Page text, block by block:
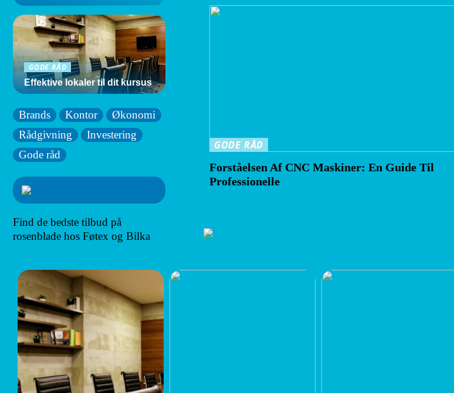
GODE RÅD
Forståelsen Af CNC Maskiner: En Guide Til
Professionelle
GODE RÅD
Effektive lokaler til dit kursus
Brands Kontor
Økonomi
Rådgivning
Investering
Gode råd
Find de bedste tilbud på
rosenblade hos Føtex og Bilka